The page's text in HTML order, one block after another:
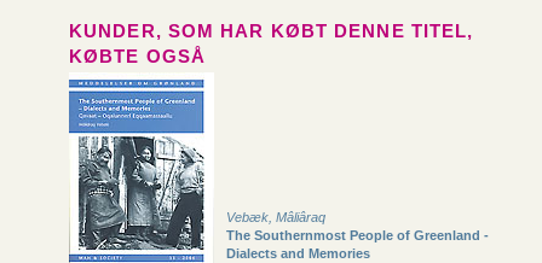
KUNDER, SOM HAR KØBT DENNE TITEL,
KØBTE OGSÅ
Vebæk, Mâliâraq
The Southernmost People of Greenland -
Dialects and Memories